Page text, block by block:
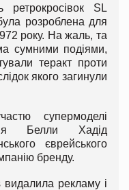
ретрокросівок SL
розроблена для
року. На жаль, та
сумними подіями,
теракт проти
якого загинули
супермоделі
Белли Хадід
єврейського
бренду.
видалила рекламу і